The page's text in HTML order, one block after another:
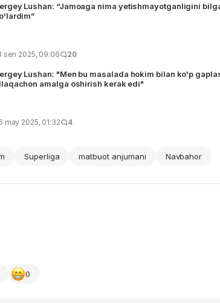
Lushan: “Jamoaga nima yetishmayotganligini
sen 2025, 09:06 20
Lushan: "Men bu masalada hokim bilan ko'p
amalga oshirish kerak edi"
may 2025, 01:32 4
Superliga matbuot anjumani Navbahor
0